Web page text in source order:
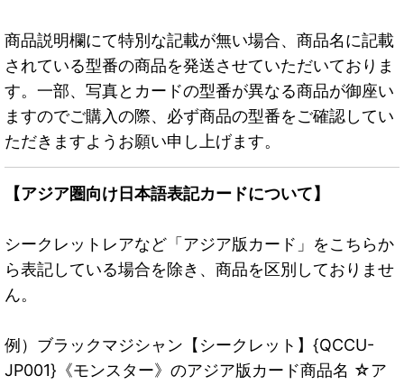
商品説明欄にて特別な記載が無い場合、商品名に記載
されている型番の商品を発送させていただいておりま
す。一部、写真とカードの型番が異なる商品が御座い
ますのでご購入の際、必ず商品の型番をご確認してい
ただきますようお願い申し上げます。
【アジア圏向け日本語表記カードについて】
シークレットレアなど「アジア版カード」をこちらか
ら表記している場合を除き、商品を区別しておりませ
ん。
例）ブラックマジシャン【シークレット】{QCCU-
JP001}《モンスター》のアジア版カード商品名 ☆ア